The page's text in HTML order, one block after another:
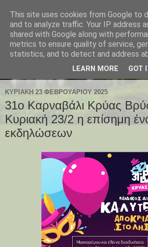
ΚΥΡΙΑΚΉ 23 ΦΕΒΡΟΥΑΡΊΟΥ 2025
31o Καρναβάλι Κρύας
Κυριακή 23/2 η επίσημη
εκδηλώσεων
This site uses cookies from Google to
and to analyze traffic. Your IP address
shared with Google along with
metrics to ensure quality of service,
statistics, and to detect and address
LEARN MORE GOT